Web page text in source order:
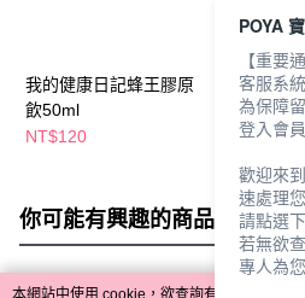
我的健康日記蜂王膠原
飲50ml
NT$120
我的健康
飲50ml-6入
NT$559
你可能有興趣的商品 全站排行
本網站中使用 cookie，欲查詢有關本網站使
POYA
【重要
客服系
為保障
登入會
歡迎來
速處理
請點選
若無欲
專人為